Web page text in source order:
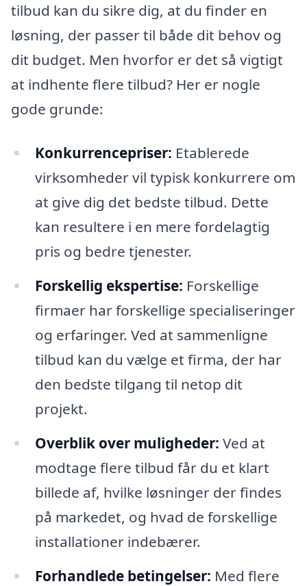
tilbud kan du sikre dig, at du finder en
løsning, der passer til både dit behov og
dit budget. Men hvorfor er det så vigtigt
at indhente flere tilbud? Her er nogle
gode grunde:
Konkurrencepriser: Etablerede
virksomheder vil typisk konkurrere om
at give dig det bedste tilbud. Dette
kan resultere i en mere fordelagtig
pris og bedre tjenester.
Forskellig ekspertise: Forskellige
firmaer har forskellige specialiseringer
og erfaringer. Ved at sammenligne
tilbud kan du vælge et firma, der har
den bedste tilgang til netop dit
projekt.
Overblik over muligheder: Ved at
modtage flere tilbud får du et klart
billede af, hvilke løsninger der findes
på markedet, og hvad de forskellige
installationer indebærer.
Forhandlede betingelser: Med flere